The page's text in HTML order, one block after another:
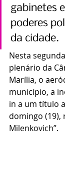
gabinetes
poderes
da cidade.
Nesta
plenário da
Marília, o
município, a
in a um título
domingo (19),
Milenkovich”.